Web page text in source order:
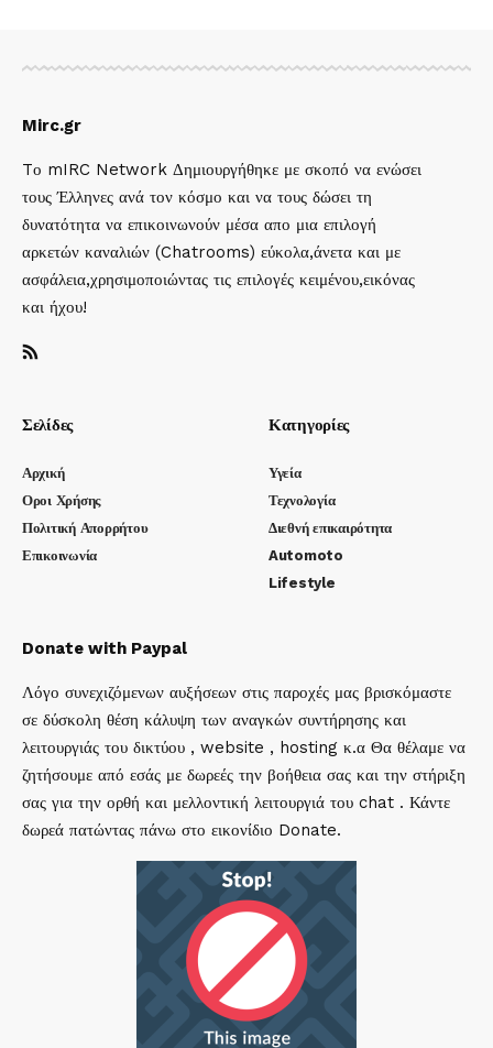
Mirc.gr
Tο mIRC Network Δημιουργήθηκε με σκοπό να ενώσει
τους Έλληνες ανά τον κόσμο και να τους δώσει τη
δυνατότητα να επικοινωνούν μέσα απο μια επιλογή
αρκετών καναλιών (Chatrooms) εύκολα,άνετα και με
ασφάλεια,χρησιμοποιώντας τις επιλογές κειμένου,εικόνας
και ήχου!
Σελίδες
Αρχική
Οροι Χρήσης
Πολιτική Απορρήτου
Επικοινωνία
Κατηγορίες
Υγεία
Τεχνολογία
Διεθνή επικαιρότητα
Automoto
Lifestyle
Donate with Paypal
Λόγο συνεχιζόμενων αυξήσεων στις παροχές μας βρισκόμαστε
σε δύσκολη θέση κάλυψη των αναγκών συντήρησης και
λειτουργιάς του δικτύου , website , hosting κ.α Θα θέλαμε να
ζητήσουμε από εσάς με δωρεές την βοήθεια σας και την στήριξη
σας για την ορθή και μελλοντική λειτουργιά του chat . Κάντε
δωρεά πατώντας πάνω στο εικονίδιο Donate.